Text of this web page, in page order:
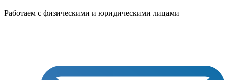
Работаем с физическими и юридическими лицами